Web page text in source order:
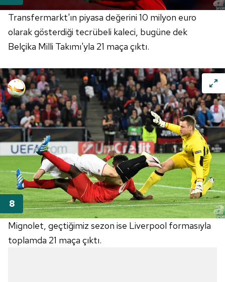
Transfermarkt'ın piyasa değerini 10 milyon euro
olarak gösterdiği tecrübeli kaleci, bugüne dek
Belçika Milli Takımı'yla 21 maça çıktı.
Mignolet, geçtiğimiz sezon ise Liverpool formasıyla
toplamda 21 maça çıktı.